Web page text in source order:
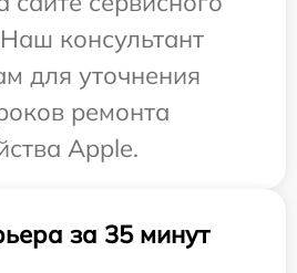
консультант
для уточнения
ремонта
Apple.
за 35 минут